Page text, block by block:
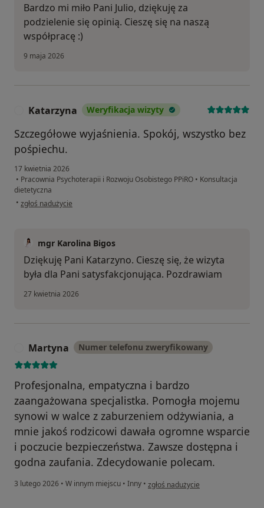
Bardzo mi miło Pani Julio, dziękuję za
podzielenie się opinią. Cieszę się na naszą
współpracę :)
9 maja 2026
Katarzyna Weryfikacja wizyty
Szczegółowe wyjaśnienia. Spokój, wszystko bez
pośpiechu.
17 kwietnia 2026
• Pracownia Psychoterapii i Rozwoju Osobistego PPiRO • Konsultacja
dietetyczna
• w opinii użytkownika Katarzyna
zgłoś nadużycie
mgr Karolina Bigos
Dziękuję Pani Katarzyno. Cieszę się, że wizyta
była dla Pani satysfakcjonująca. Pozdrawiam
27 kwietnia 2026
Martyna Numer telefonu zweryfikowany
Profesjonalna, empatyczna i bardzo
zaangażowana specjalistka. Pomogła mojemu
synowi w walce z zaburzeniem odżywiania, a
mnie jakoś rodzicowi dawała ogromne wsparcie
i poczucie bezpieczeństwa. Zawsze dostępna i
godna zaufania. Zdecydowanie polecam.
3 lutego 2026 • W innym miejscu • Inny • w opinii użytkownika Martyna
zgłoś nadużycie